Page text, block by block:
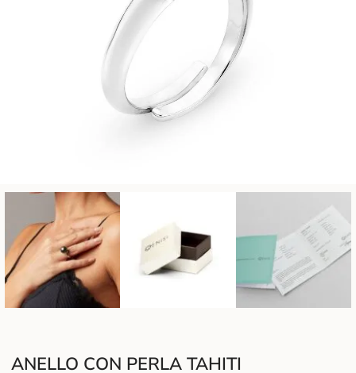
ANELLO CON PERLA TAHITI